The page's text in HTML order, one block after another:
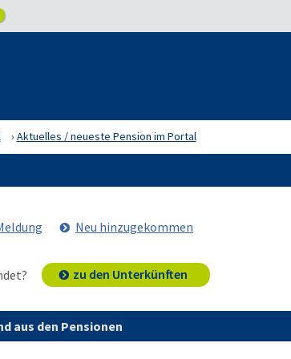
Aktuelles / neueste Pension im Portal
Neu hinzugekommen
zu den Unterkünften
aus den Pensionen